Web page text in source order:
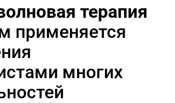
терапия
применяется
многих